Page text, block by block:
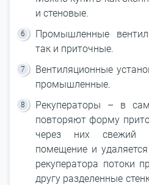
и стеновые.
Промышленные
так и приточные.
Вентиляционные
промышленные.
Рекуператоры – в
повторяют форму
через них свежий
помещение и
рекуператора потоки
другу разделенные